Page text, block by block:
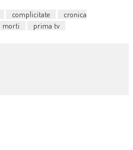
complicitate
cronica
morti prima tv